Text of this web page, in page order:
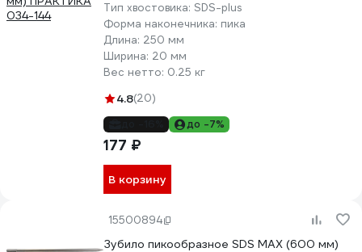
Тип хвостовика: SDS-plus
Форма наконечника: пика
Длина: 250 мм
Ширина: 20 мм
Вес нетто: 0.25 кг
4.8(20)
до -7%
177 ₽
В корзину
15500894
Зубило пикообразное SDS MAX (600 мм)